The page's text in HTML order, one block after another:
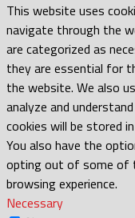
This website uses
navigate through the
are categorized as
they are essential for
the website. We also
analyze and
cookies will be stored
You also have the
opting out of some of
browsing experience.
Necessary